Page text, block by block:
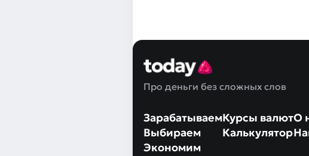
Про деньги без сложных слов
Зарабатываем
Выбираем
Экономим
Курсы валют
Калькулятор
О